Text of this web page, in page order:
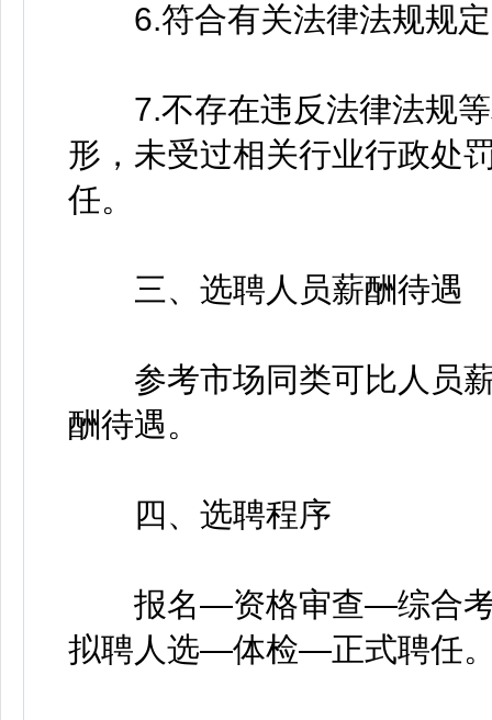
6.符合有关法律法规规定
7.不存在违反法律法规等
形，未受过相关行业行政处
任。
三、选聘人员薪酬待遇
参考市场同类可比人员薪
酬待遇。
四、选聘程序
报名—资格审查—综合考
拟聘人选—体检—正式聘任